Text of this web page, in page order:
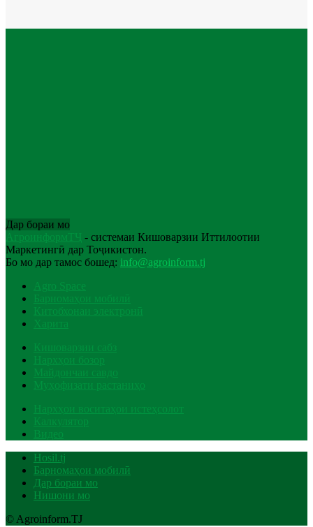
Дар бораи мо
АгроинформТҶ - системаи Кишоварзии Иттилоотии
Маркетингӣ дар Тоҷикистон.
Бо мо дар тамос бошед: info@agroinform.tj
Agro Space
Барномаҳои мобилӣ
Китобхонаи электронӣ
Харита
Кишоварзии сабз
Нархҳои бозор
Майдончаи савдо
Муҳофизати растаниҳо
Нархҳои воситаҳои истеҳсолот
Калкулятор
Видео
Hosil.tj
Барномаҳои мобилӣ
Дар бораи мо
Нишони мо
© Agroinform.TJ